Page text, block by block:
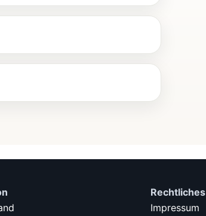
Rechtliches
Impressum